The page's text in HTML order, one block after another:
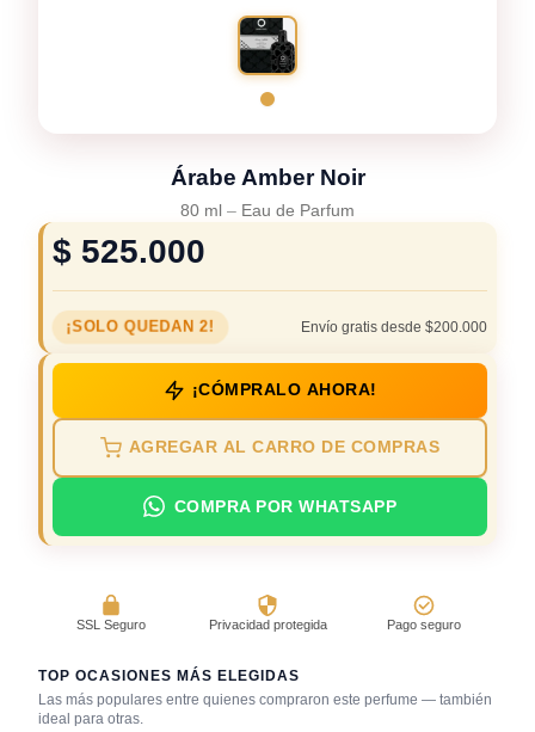
Árabe Amber Noir
80 ml – Eau de Parfum
$ 525.000
¡SOLO QUEDAN 2! Envío gratis desde $200.000
¡CÓMPRALO AHORA!
AGREGAR AL CARRO DE COMPRAS
COMPRA POR WHATSAPP
SSL Seguro Privacidad protegida Pago seguro
TOP OCASIONES MÁS ELEGIDAS
Las más populares entre quienes compraron este perfume — también
ideal para otras.
Cena con amigos